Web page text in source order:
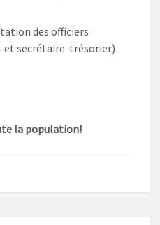
des officiers
et secrétaire-trésorier)
la population!